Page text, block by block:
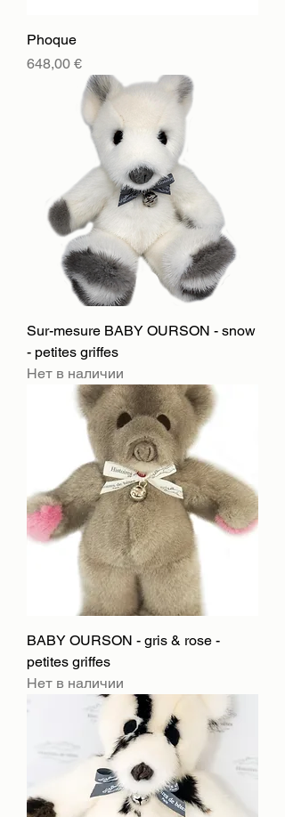
Phoque
Цена
648,00 €
Sur-mesure BABY OURSON - snow
- petites griffes
Нет в наличии
BABY OURSON - gris & rose -
petites griffes
Нет в наличии